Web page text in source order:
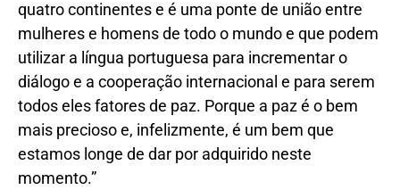
quatro continentes e é uma ponte de união entre
mulheres e homens de todo o mundo e que podem
utilizar a língua portuguesa para incrementar o
diálogo e a cooperação internacional e para serem
todos eles fatores de paz. Porque a paz é o bem
mais precioso e, infelizmente, é um bem que
estamos longe de dar por adquirido neste
momento.”